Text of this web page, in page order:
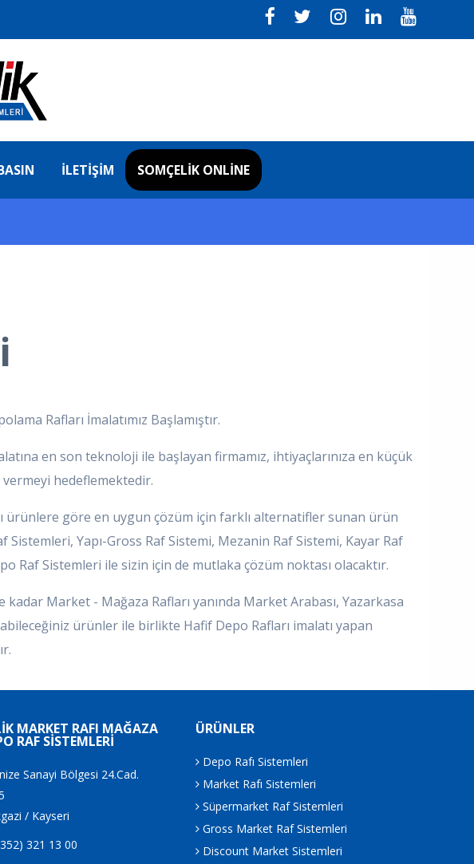
İLETIŞIM SOMÇELIK ONLINE
Rafları İmalatımız Başlamıştır.
en son teknoloji ile başlayan firmamız, ihtiyaçlarınıza en küçük
vermeyi hedeflemektedir.
ürünlere göre en uygun çözüm için farklı alternatifler sunan ürün
Sistemleri, Yapı-Gross Raf Sistemi, Mezanin Raf Sistemi, Kayar Raf
Raf Sistemleri ile sizin için de mutlaka çözüm noktası olacaktır.
kadar Market - Mağaza Rafları yanında Market Arabası, Yazarkasa
ürünler ile birlikte Hafif Depo Rafları imalatı yapan
MARKET RAFI MAĞAZA
RAF SISTEMLERI
Sanayi Bölgesi 24.Cad.
/ Kayseri
321 13 00
ÜRÜNLER
Depo Rafı Sistemleri
Market Rafı Sistemleri
Süpermarket Raf Sistemleri
Gross Market Raf Sistemleri
Discount Market Sistemleri